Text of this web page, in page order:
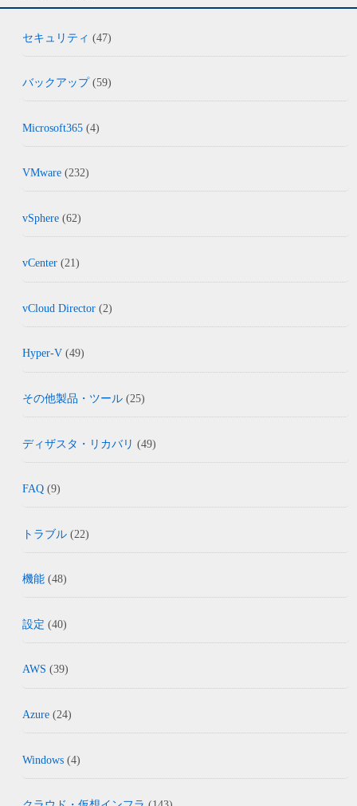
セキュリティ (47)
バックアップ(59)
Microsoft365 (4)
VMware (232)
vSphere (62)
vCenter (21)
vCloud Director (2)
Hyper-V (49)
その他製品・ツール (25)
ディザスタ・リカバリ (49)
FAQ (9)
トラブル (22)
機能 (48)
設定 (40)
AWS (39)
Azure (24)
Windows (4)